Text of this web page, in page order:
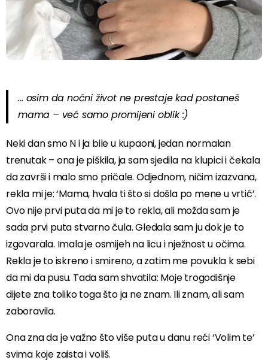
… osim da noćni život ne prestaje kad postaneš
mama – već samo promijeni oblik :)
Neki dan smo N i ja bile u kupaoni, jedan normalan
trenutak – ona je piškila, ja sam sjedila na klupici i čekala
da završi i malo smo pričale. Odjednom, ničim izazvana,
rekla mi je: ‘Mama, hvala ti što si došla po mene u vrtić’.
Ovo nije prvi puta da mi je to rekla, ali možda sam je
sada prvi puta stvarno čula. Gledala sam ju dok je to
izgovarala. Imala je osmijeh na licu i nježnost u očima.
Rekla je to iskreno i smireno, a zatim me povukla k sebi
da mi da pusu. Tada sam shvatila: Moje trogodišnje
dijete zna toliko toga što ja ne znam. Ili znam, ali sam
zaboravila.
Ona zna da je važno što više puta u danu reći ‘Volim te’
svima koje zaista i voliš.